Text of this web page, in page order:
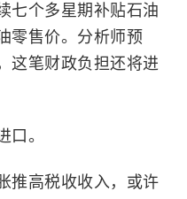
七个多星期补贴石油
零售价。分析师预
这笔财政负担还将进
口。
推高税收收入，或许